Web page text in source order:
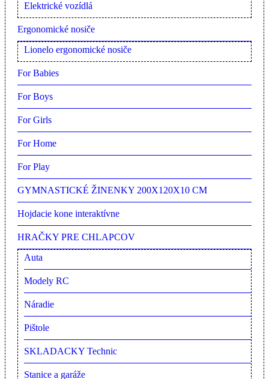
Elektrické vozídlá
Ergonomické nosiče
Lionelo ergonomické nosiče
For Babies
For Boys
For Girls
For Home
For Play
GYMNASTICKÉ ŽINENKY 200X120X10 CM
Hojdacie kone interaktívne
HRAČKY PRE CHLAPCOV
Auta
Modely RC
Náradie
Pištole
SKLADACKY Technic
Stanice a garáže